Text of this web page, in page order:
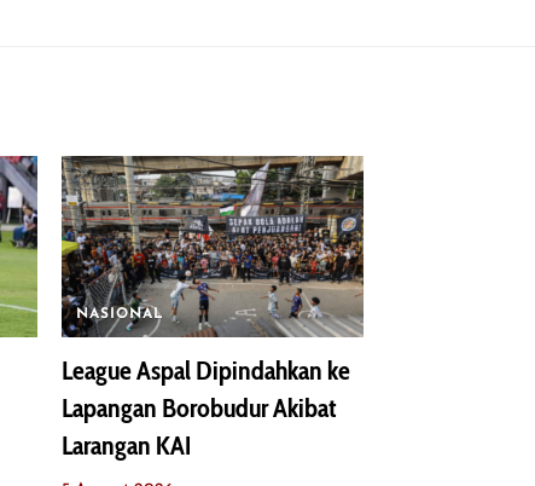
NASIONAL
League Aspal Dipindahkan ke
Lapangan Borobudur Akibat
Larangan KAI